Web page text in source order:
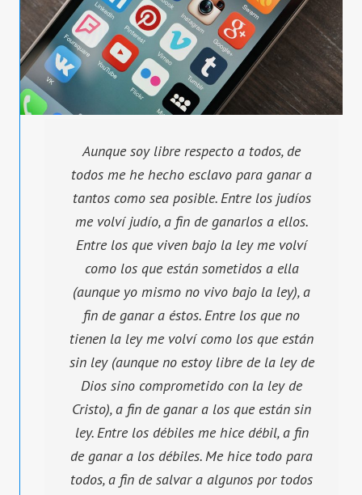
Aunque soy libre respecto a todos, de
todos me he hecho esclavo para ganar a
tantos como sea posible. Entre los judíos
me volví judío, a fin de ganarlos a ellos.
Entre los que viven bajo la ley me volví
como los que están sometidos a ella
(aunque yo mismo no vivo bajo la ley), a
fin de ganar a éstos. Entre los que no
tienen la ley me volví como los que están
sin ley (aunque no estoy libre de la ley de
Dios sino comprometido con la ley de
Cristo), a fin de ganar a los que están sin
ley. Entre los débiles me hice débil, a fin
de ganar a los débiles. Me hice todo para
todos, a fin de salvar a algunos por todos